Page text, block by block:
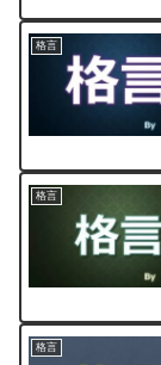
格言
格言
格言